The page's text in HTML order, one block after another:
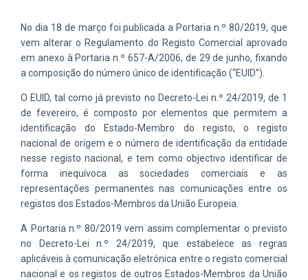
No dia 18 de março foi publicada a Portaria n.º 80/2019, que
vem alterar o Regulamento do Registo Comercial aprovado
em anexo à Portaria n.º 657-A/2006, de 29 de junho, fixando
a composição do número único de identificação (“EUID”).
O EUID, tal como já previsto no Decreto-Lei n.º 24/2019, de 1
de fevereiro, é composto por elementos que permitem a
identificação do Estado-Membro do registo, o registo
nacional de origem e o número de identificação da entidade
nesse registo nacional, e tem como objectivo identificar de
forma inequívoca as sociedades comerciais e as
representações permanentes nas comunicações entre os
registos dos Estados-Membros da União Europeia.
A Portaria n.º 80/2019 vem assim complementar o previsto
no Decreto-Lei n.º 24/2019, que estabelece as regras
aplicáveis à comunicação eletrónica entre o registo comercial
nacional e os registos de outros Estados-Membros da União